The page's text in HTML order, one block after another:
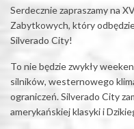
Serdecznie zapraszamy na
Zabytkowych, który
Silverado City!
To nie będzie zwykły
silników, westernowego
ograniczeń. Silverado City
amerykańskiej klasyki i